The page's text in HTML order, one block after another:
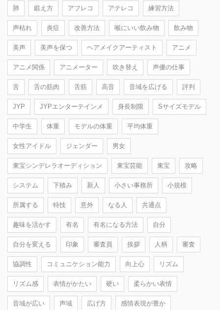
肺 鍛え方 アフレコ アテレコ 練習方法
声枯れ 炎症 改善方法 喉にいい飲み物 飲み物
美声 美声を保つ ヘアメイクアーティスト アニメ
アニメ関係 アニメーター 吹き替え 声優の仕事
舌 舌の筋肉 舌筋 高音 音域を広げる 評判
JYP JYPエンターテインメ 身長制限 Sサイズモデル
中学生 体重 モデルの体重 平均体重
女性アイドル ジェンダー 男女
東宝シンデレラオーディション 東宝芸能 東宝 攻略
システム 下積み 新人 小さい事務所 小規模
所属する 特技 意外 なる人 共通点
趣味を活かす 有名 有名になる方法 自分
自分を変える 印象 審査員 挨拶 人柄 審査
協調性 コミュニケション能力 向上心 リズム
リズム感 表情がかたい 硬い 柔らかい表情
音域が広い 声域 広げ方 感情表現が豊か